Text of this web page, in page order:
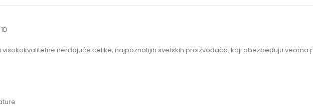
nerđajuće čelike, najpoznatijih svetskih proizvođača, koji obezbeđuju veoma